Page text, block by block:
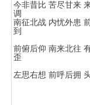
今非昔比 苦尽甘来
调
南征北战 内忧外患
到
前俯后仰 南来北往
歪
左思右想 前呼后拥